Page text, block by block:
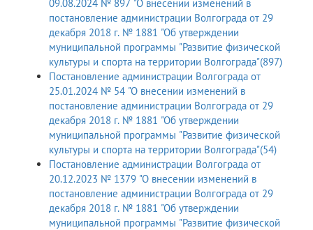
09.08.2024 № 897 "О внесении изменений в
постановление администрации Волгограда от 29
декабря 2018 г. № 1881 "Об утверждении
муниципальной программы "Развитие физической
культуры и спорта на территории Волгограда"(897)
Постановление администрации Волгограда от
25.01.2024 № 54 "О внесении изменений в
постановление администрации Волгограда от 29
декабря 2018 г. № 1881 "Об утверждении
муниципальной программы "Развитие физической
культуры и спорта на территории Волгограда"(54)
Постановление администрации Волгограда от
20.12.2023 № 1379 "О внесении изменений в
постановление администрации Волгограда от 29
декабря 2018 г. № 1881 "Об утверждении
муниципальной программы "Развитие физической